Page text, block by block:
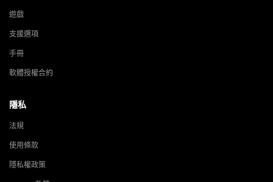
遊戲
支援選項
手冊
軟體授權合約
隱私
法規
使用條款
隱私權政策